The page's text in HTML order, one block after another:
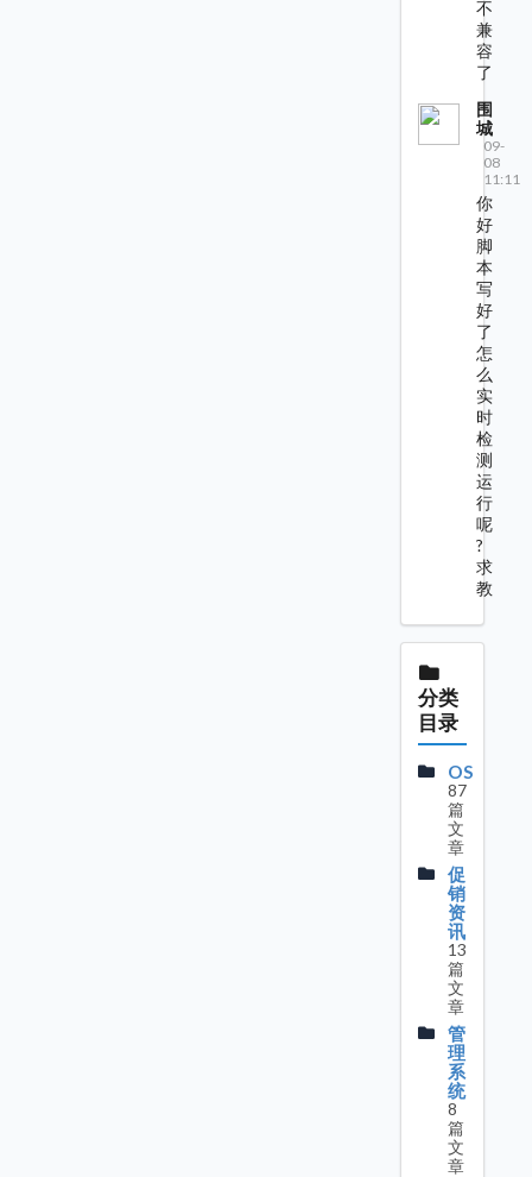
不
兼
容
了
围
城
09-
08
11:11
你
好
脚
本
写
好
了
怎
么
实
时
检
测
运
行
呢
?
求
教
分类
目录
OS
87
篇
文
章
促
销
资
讯
13
篇
文
章
管
理
系
统
8
篇
文
章